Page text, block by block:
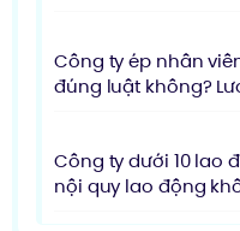
Công ty ép nhân
đúng luật không?
Công ty dưới 10 lao
nội quy lao động